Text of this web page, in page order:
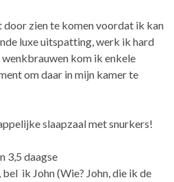
zien te komen voordat ik kan
luxe uitspatting, werk ik hard
kom ik enkele
om daar in mijn kamer te
slaapzaal met snurkers!
3,5 daagse
ik John (Wie? John, die ik de